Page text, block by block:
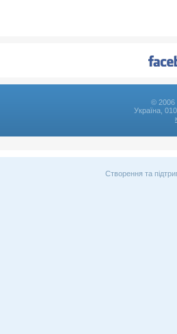
© 2006
Україна,
Створення та